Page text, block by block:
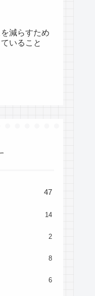
減らすため
いること
47
14
2
8
6